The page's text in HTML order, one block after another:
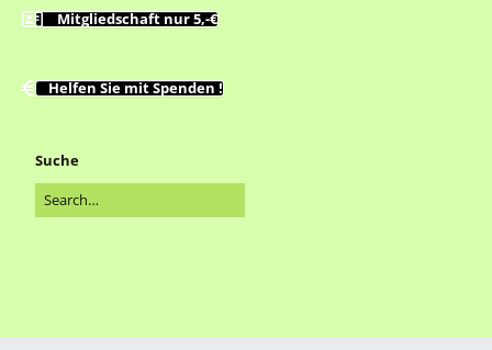
Mitgliedschaft nur 5,-€
Helfen Sie mit Spenden !
Suche